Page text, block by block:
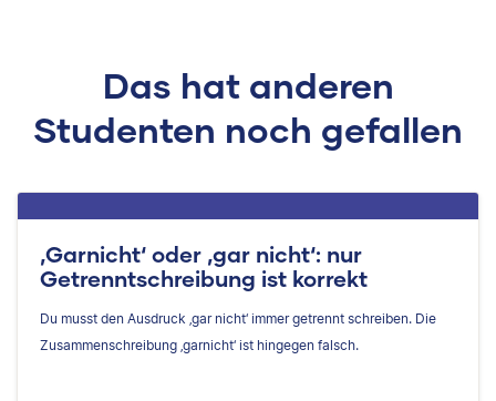
Das hat anderen
Studenten noch gefallen
‚Garnicht‘ oder ‚gar nicht‘: nur
Getrenntschreibung ist korrekt
Du musst den Ausdruck ‚gar nicht‘ immer getrennt schreiben. Die
Zusammenschreibung ‚garnicht‘ ist hingegen falsch.